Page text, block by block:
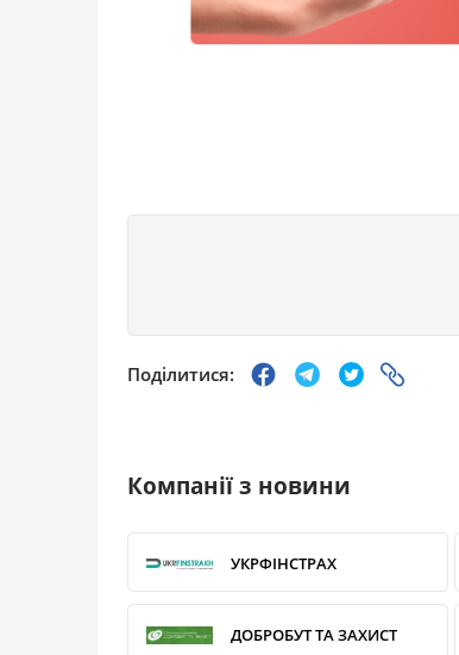
Поділитися:
Компанії з новини
УКРФІНСТРАХ
ДОБРОБУТ ТА ЗАХИСТ